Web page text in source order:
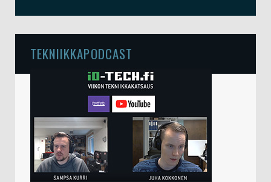
TEKNIIKKAPODCAST